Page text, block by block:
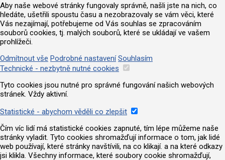
Aby naše webové stránky fungovaly správně, našli jste na nich, co
hledáte, ušetřili spoustu času a nezobrazovaly se vám věci, které
Vás nezajímají, potřebujeme od Vás souhlas se zpracováním
souborů cookies, tj. malých souborů, které se ukládají ve vašem
prohlížeči.
Odmítnout vše Podrobné nastavení Souhlasím
Technické - nezbytně nutné cookies
Tyto cookies jsou nutné pro správné fungování našich webových
stránek. Vždy aktivní.
Statistické - abychom věděli co zlepšit
Čím víc lidí má statistické cookies zapnuté, tím lépe můžeme naše
stránky vyladit. Tyto cookies shromažďují informace o tom, jak lidé
web používají, které stránky navštívili, na co klikají. a na které odkazy
jsi klikla. Všechny informace, které soubory cookie shromažďují,